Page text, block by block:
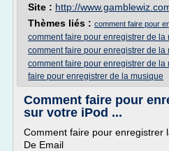
Site : http://
Thèmes liés : comment faire pour
comment faire pour enregistrer de
comment faire pour enregistrer de la
comment faire pour enregistrer de la
faire pour enregistrer de la musique
Comment faire pour
sur votre iPod ...
Comment faire pour enregistrer
De Email